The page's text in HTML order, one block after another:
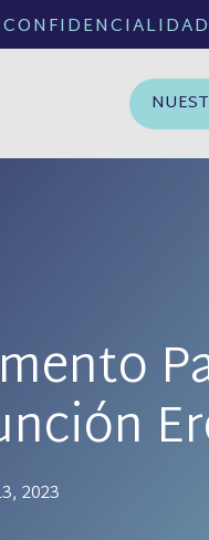
CONFIDENCIALIDAD
2023